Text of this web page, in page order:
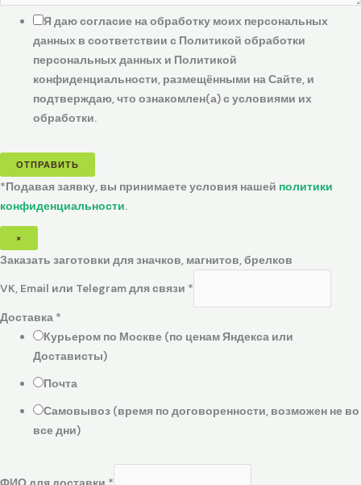
Я даю согласие на обработку моих персональных
данных в соответствии с Политикой обработки
персональных данных и Политикой
конфиденциальности, размещёнными на Сайте, и
подтверждаю, что ознакомлен(а) с условиями их
обработки.
ОТПРАВИТЬ
*Подавая заявку, вы принимаете условия нашей политики
конфиденциальности.
×
Заказать заготовки для значков, магнитов, брелков
VK, Email или Telegram для связи *
Доставка *
Курьером по Москве (по ценам Яндекса или
Достависты)
Почта
Самовывоз (время по договоренности, возможен не во
все дни)